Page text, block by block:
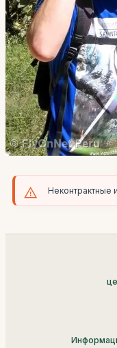
Неконтрактные